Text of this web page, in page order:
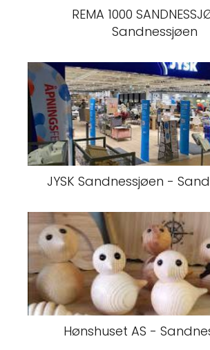
REMA 1000
Sandnessjøen
JYSK Sandnessjøen -
Hønshuset AS -